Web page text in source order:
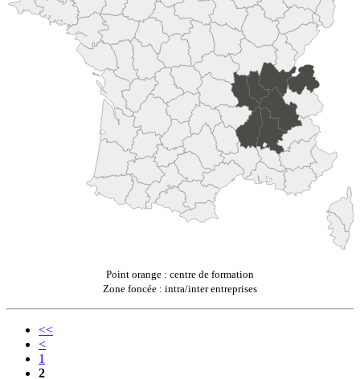
Point orange : centre de formation
Zone foncée : intra/inter entreprises
<<
<
1
2